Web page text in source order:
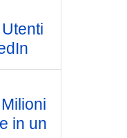
in un